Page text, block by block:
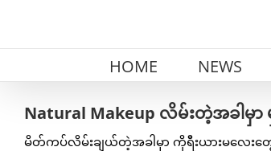
HOME NEWS
Natural Makeup လိမ်းတဲ့အခါ
မိတ်ကပ်လိမ်းချယ်တဲ့အခါမှာ ကိုရီးယားမလေး